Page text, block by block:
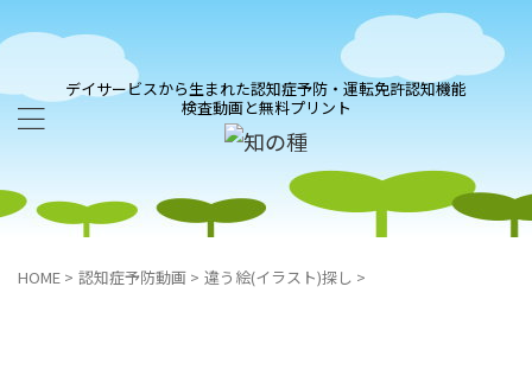
デイサービスから生まれた認知症予防・運転免許認知機能
検査動画と無料プリント
HOME > 認知症予防動画 > 違う絵(イラスト)探し >